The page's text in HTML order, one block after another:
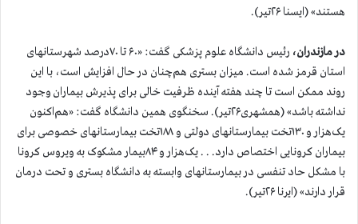
هستند» (ایسنا ۲۶تیر).
در مازندران،
رئیس دانشگاه علوم پزشکی گفت: «۶۰ تا ۷۰درصد شهرستانهای
استان قرمز شده است. میزان بستری هم‌چنان در حال افزایش است، با این
روند ممکن است تا چند هفته آینده ظرفیت خالی برای پذیرش بیماران وجود
نداشته باشد» (همشهری۲۶تیر). سخنگوی همین دانشگاه گفت: «هم‌اکنون
یک‌هزار و ۱۳۰تخت بیمارستانهای دولتی و ۱۸۸تخت بیمارستانهای خصوصی برای
بیماران کرونایی اختصاص دارد. . . یک‌هزار و ۸۴بیمار مشکوک به ویروس کرونا
با مشکل حاد تنفسی در بیمارستانهای وابسته به دانشگاه بستری و تحت درمان
قرار دارند» (ایرنا ۲۶تیر).